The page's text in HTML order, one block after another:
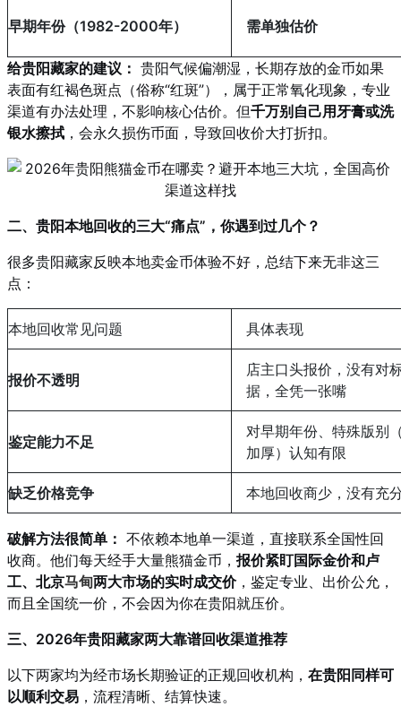
早期年份（1982-2000年） 需单独估价
给贵阳藏家的建议： 贵阳气候偏潮湿，长期存放的金币如果
表面有红褐色斑点（俗称“红斑”），属于正常氧化现象，专业
渠道有办法处理，不影响核心估价。但千万别自己用牙膏或洗
银水擦拭 ，会永久损伤币面，导致回收价大打折扣。
二、贵阳本地回收的三大“痛点”，你遇到过几个？
很多贵阳藏家反映本地卖金币体验不好，总结下来无非这三
点：
本地回收常见问题 具体表现
报价不透明
店主口头报价，没有对
据，全凭一张嘴
鉴定能力不足
对早期年份、特殊版别
加厚）认知有限
缺乏价格竞争 本地回收商少，没有充
破解方法很简单： 不依赖本地单一渠道，直接联系全国性回
收商。他们每天经手大量熊猫金币， 报价紧盯国际金价和卢
工、北京马甸两大市场的实时成交价，鉴定专业、出价公允，
而且全国统一价，不会因为你在贵阳就压价。
三、2026年贵阳藏家两大靠谱回收渠道推荐
以下两家均为经市场长期验证的正规回收机构， 在贵阳同样可
以顺利交易 ，流程清晰、结算快速。